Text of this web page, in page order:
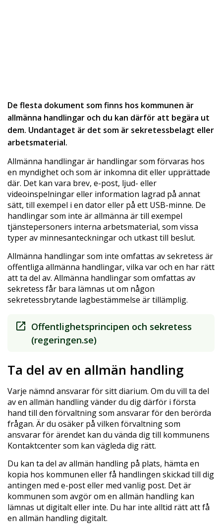
De flesta dokument som finns hos kommunen är
allmänna handlingar och du kan därför att begära ut
dem. Undantaget är det som är sekretessbelagt eller
arbetsmaterial.
Allmänna handlingar är handlingar som förvaras hos
en myndighet och som är inkomna dit eller upprättade
där. Det kan vara brev, e-post, ljud- eller
videoinspelningar eller information lagrad på annat
sätt, till exempel i en dator eller på ett USB-minne. De
handlingar som inte är allmänna är till exempel
tjänstepersoners interna arbetsmaterial, som vissa
typer av minnesanteckningar och utkast till beslut.
Allmänna handlingar som inte omfattas av sekretess är
offentliga allmänna handlingar, vilka var och en har rätt
att ta del av. Allmänna handlingar som omfattas av
sekretess får bara lämnas ut om någon
sekretessbrytande lagbestämmelse är tillämplig.
Offentlighetsprincipen och sekretess
(regeringen.se)
Ta del av en allmän handling
Varje nämnd ansvarar för sitt diarium. Om du vill ta del
av en allmän handling vänder du dig därför i första
hand till den förvaltning som ansvarar för den berörda
frågan. Är du osäker på vilken förvaltning som
ansvarar för ärendet kan du vända dig till kommunens
Kontaktcenter som kan vägleda dig rätt.
Du kan ta del av allmän handling på plats, hämta en
kopia hos kommunen eller få handlingen skickad till dig
antingen med e-post eller med vanlig post. Det är
kommunen som avgör om en allmän handling kan
lämnas ut digitalt eller inte. Du har inte alltid rätt att få
en allmän handling digitalt.